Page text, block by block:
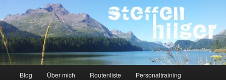
Inhalt
wechseln
Steffen Hilger
Kletterer – Routenbauer – Trainer
Blog Über mich Routenliste Personaltraining